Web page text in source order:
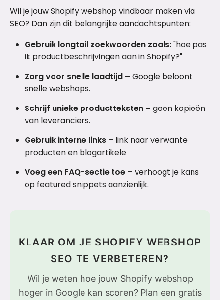
Wil je jouw Shopify webshop vindbaar maken via
SEO? Dan zijn dit belangrijke aandachtspunten:
Gebruik longtail zoekwoorden zoals:"hoe pas
ik productbeschrijvingen aan in Shopify?"
Zorg voor snelle laadtijd – Google beloont
snelle webshops.
Schrijf unieke productteksten – geen kopieën
van leveranciers.
Gebruik interne links – link naar verwante
producten en blogartikele
Voeg een FAQ-sectie toe – verhoogt je kans
op featured snippets aanzienlijk.
KLAAR OM JE SHOPIFY WEBSHOP
SEO TE VERBETEREN?
Wil je weten hoe jouw Shopify webshop
hoger in Google kan scoren? Plan een gratis